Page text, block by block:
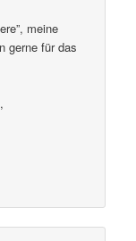
meine
gerne für das